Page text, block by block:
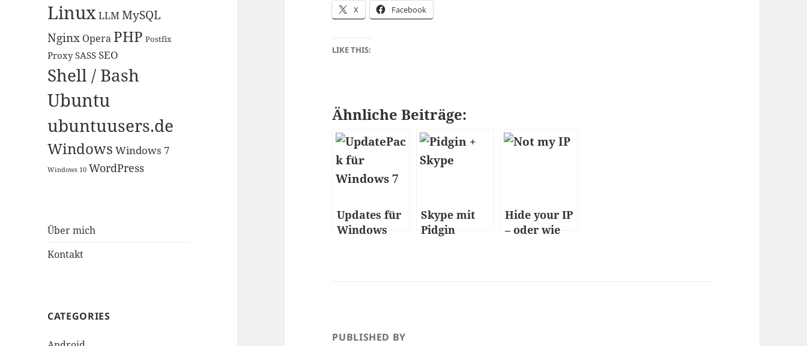
LinuxLLMMySQL
Nginx Opera PHP Postfix
Proxy SASS SEO
Shell / Bash
Ubuntu
ubuntuusers.de
Windows Windows 7
Windows 10 WordPress
Über mich
Kontakt
CATEGORIES
X Facebook
LIKE THIS:
Ähnliche Beiträge:
Updates für
Windows
Skype mit
Pidgin
Hide your IP
– oder wie
PUBLISHED BY